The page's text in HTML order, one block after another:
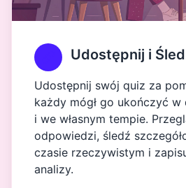
Udostępnij i
Udostępnij swój quiz za
każdy mógł go ukończyć
i we własnym tempie.
odpowiedzi, śledź
czasie rzeczywistym i
analizy.